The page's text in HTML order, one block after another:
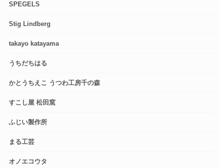
SPEGELS
Stig Lindberg
takayo katayama
うちだちはる
かとうちえこ うつわ工房千の森
すこし屋 松田窯
ふじい製作所
まる工芸
オノエコウタ